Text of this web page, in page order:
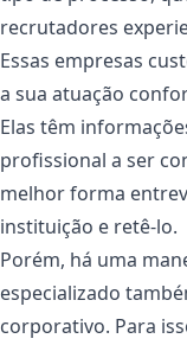
recrutadores
Essas empresas
a sua atuação
Elas têm
profissional a ser
melhor forma
instituição e retê-lo.
Porém, há uma
especializado
corporativo. Para